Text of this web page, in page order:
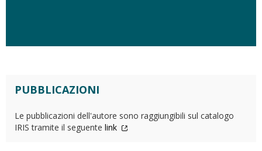
PUBBLICAZIONI
Le pubblicazioni dell'autore sono raggiungibili sul catalogo
IRIS tramite il seguente link